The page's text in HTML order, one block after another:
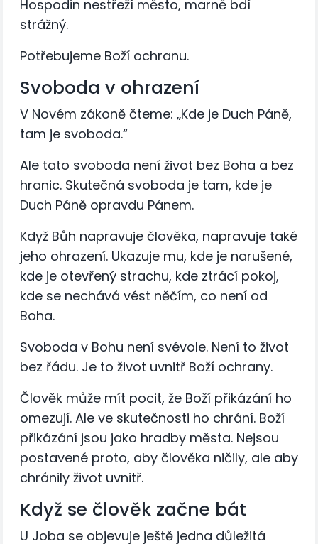
Hospodin nestřeží město, marně bdí
strážný.
Potřebujeme Boží ochranu.
Svoboda v ohrazení
V Novém zákoně čteme: „Kde je Duch Páně,
tam je svoboda.“
Ale tato svoboda není život bez Boha a bez
hranic. Skutečná svoboda je tam, kde je
Duch Páně opravdu Pánem.
Když Bůh napravuje člověka, napravuje také
jeho ohrazení. Ukazuje mu, kde je narušené,
kde je otevřený strachu, kde ztrácí pokoj,
kde se nechává vést něčím, co není od
Boha.
Svoboda v Bohu není svévole. Není to život
bez řádu. Je to život uvnitř Boží ochrany.
Člověk může mít pocit, že Boží přikázání ho
omezují. Ale ve skutečnosti ho chrání. Boží
přikázání jsou jako hradby města. Nejsou
postavené proto, aby člověka ničily, ale aby
chránily život uvnitř.
Když se člověk začne bát
U Joba se objevuje ještě jedna důležitá